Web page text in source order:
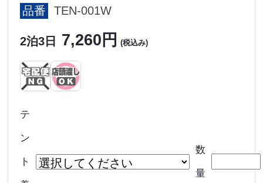
品番 TEN-001W
2泊3日 7,260円 (税込み)
テ
ン
ト
数
量